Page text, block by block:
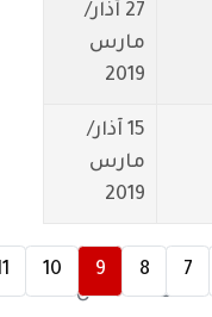
27 آذار/
مارس
2019
15 آذار/
مارس
2019
الصفحة 9 من 12
7
8
9
10